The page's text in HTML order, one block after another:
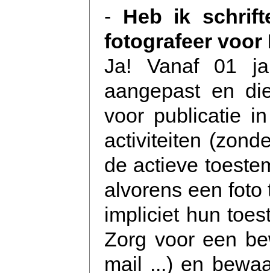
- Heb ik
fotografeer voor
Ja! Vanaf 01
aangepast en
voor publicatie
activiteiten
de actieve
alvorens een
impliciet hun
Zorg voor een
mail ...) en